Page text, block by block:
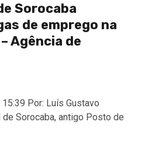
Sorocaba
de emprego na
Agência de
Por: Luís Gustavo
Sorocaba, antigo Posto de